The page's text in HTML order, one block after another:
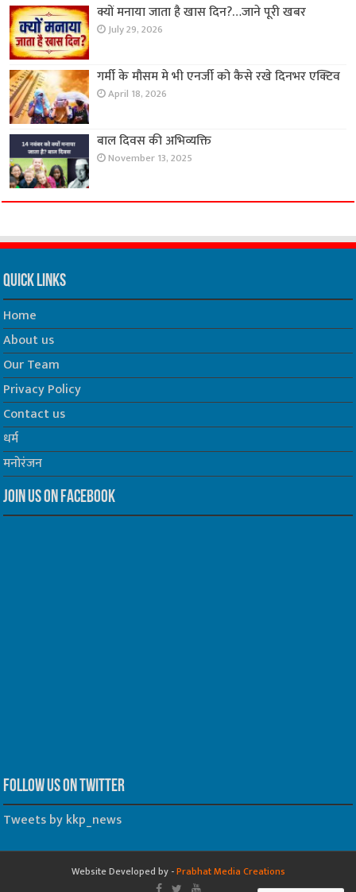
क्यों मनाया जाता है खास दिन?…जाने पूरी खबर
July 29, 2026
गर्मी के मौसम मे भी एनर्जी को कैसे रखे दिनभर एक्टिव
April 18, 2026
बाल दिवस की अभिव्यक्ति
November 13, 2025
Quick Links
Home
About us
Our Team
Privacy Policy
Contact us
धर्म
मनोरंजन
Join us on Facebook
Follow us on Twitter
Tweets by kkp_news
Website Developed by -Prabhat Media Creations